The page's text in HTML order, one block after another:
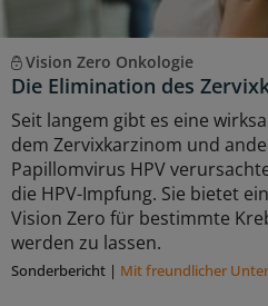
Vision Zero Onkologie
Die Elimination des
Seit langem gibt es eine
dem Zervixkarzinom und
Papillomvirus HPV
die HPV-Impfung. Sie bietet
Vision Zero für bestimmte
werden zu lassen.
Sonderbericht | Mit freundlicher